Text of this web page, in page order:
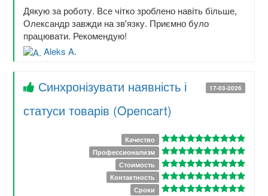
Дякую за роботу. Все чітко зроблено навіть більше,
Олександр завжди на зв'язку. Приємно було
працювати. Рекомендую!
Aleks A.
17-03-2026
Синхронізувати наявність і
статуси товарів (Opencart)
Качество
Профессионализм
Стоимость
Контактность
Сроки